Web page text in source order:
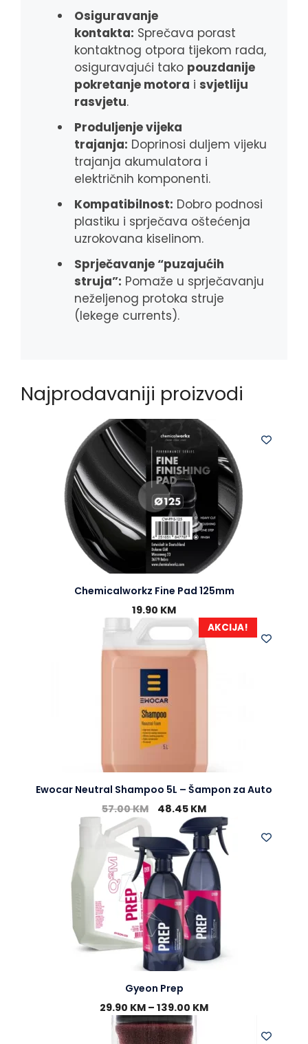
Osiguravanje
kontakta: Sprečava porast
kontaktnog otpora tijekom rada,
osiguravajući tako pouzdanije
pokretanje motora i svjetliju
rasvjetu.
Produljenje vijeka
trajanja: Doprinosi duljem vijeku
trajanja akumulatora i
električnih komponenti.
Kompatibilnost: Dobro podnosi
plastiku i sprječava oštećenja
uzrokovana kiselinom.
Sprječavanje “puzajućih
struja”: Pomaže u sprječavanju
neželjenog protoka struje
(lekege currents).
Najprodavaniji proizvodi
Chemicalworkz Fine Pad 125mm
19.90 KM
AKCIJA!
Ewocar Neutral Shampoo 5L – Šampon za Auto
57.00KM 48.45 KM
Gyeon Prep
29.90 KM – 139.00 KM